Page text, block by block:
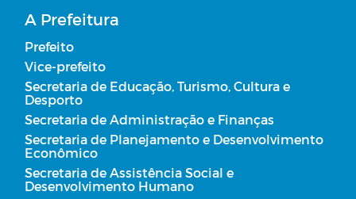
A Prefeitura
Prefeito
Vice-prefeito
Secretaria de Educação, Turismo, Cultura e
Desporto
Secretaria de Administração e Finanças
Secretaria de Planejamento e Desenvolvimento
Econômico
Secretaria de Assistência Social e
Desenvolvimento Humano